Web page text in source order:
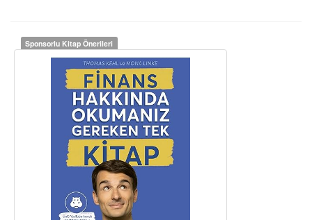
Sponsorlu Kitap Önerileri